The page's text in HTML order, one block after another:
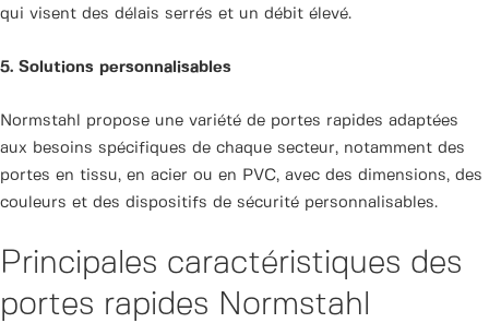
qui visent des délais serrés et un débit élevé.
5. Solutions personnalisables
Normstahl propose une variété de portes rapides adaptées
aux besoins spécifiques de chaque secteur, notamment des
portes en tissu, en acier ou en PVC, avec des dimensions, des
couleurs et des dispositifs de sécurité personnalisables.
Principales caractéristiques des
portes rapides Normstahl